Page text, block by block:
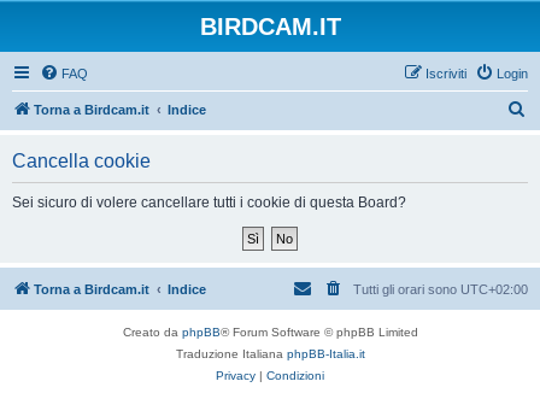
BIRDCAM.IT
FAQ Login
Iscriviti
Torna a Birdcam.it Indice
Cancella cookie
Sei sicuro di volere cancellare tutti i cookie di questa Board?
Torna a Birdcam.it Indice Tutti gli orari sono UTC+02:00
Creato da phpBB® Forum Software © phpBB Limited
Traduzione Italiana phpBB-Italia.it
Privacy | Condizioni